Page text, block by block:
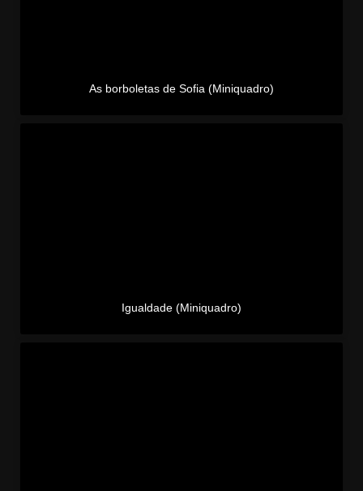
As borboletas de Sofia (Miniquadro)
Igualdade (Miniquadro)